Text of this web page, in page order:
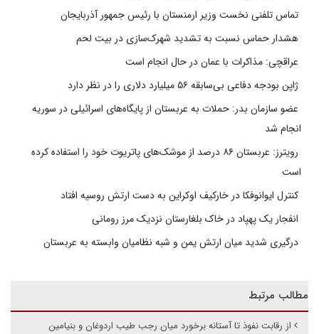
تماس تلفنی نخست وزیر ارمنستان با رئیس جمهور آذربایجان
هشدار حماس نسبت به تشدید شهرک‌سازی در بیت‌ لحم
عراقچی: مذاکرات با عمان در حال انجام است
ژاپن بودجه دفاعی بی‌سابقه ۵۶ میلیارد دلاری را در نظر دارد
عضو سازمان بدر: حملات به عربستان از پایگاه‌های اسرائیلی در سوریه
انجام شد
رویترز: عربستان ۸۶ درصد از موشک‌های پاتریوت خود را استفاده کرده
است
کنترل ایوانوفکا در خارکیف اوکراین به دست ارتش روسیه افتاد
انفجار یک پهپاد در خاک بلغارستان نزدیک مرز رومانی
درگیری شدید میان ارتش یمن و شبه نظامیان وابسته به عربستان
مطالب مرتبط
از رقابت نفوذ تا آستانه برخورد میان رجب طیب اردوغان و بنیامین